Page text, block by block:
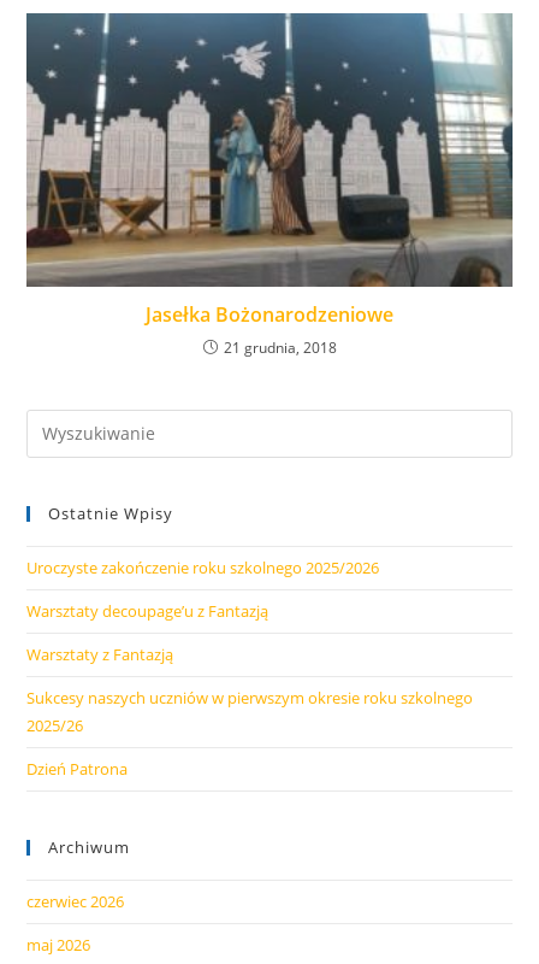
Jasełka Bożonarodzeniowe
21 grudnia, 2018
Ostatnie Wpisy
Uroczyste zakończenie roku szkolnego 2025/2026
Warsztaty decoupage’u z Fantazją
Warsztaty z Fantazją
Sukcesy naszych uczniów w pierwszym okresie roku szkolnego
2025/26
Dzień Patrona
Archiwum
czerwiec 2026
maj 2026